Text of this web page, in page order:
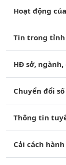
Hoạt động
Tin trong tỉnh
HĐ sở,
Chuyển đổi
Thông tin
Cải cách